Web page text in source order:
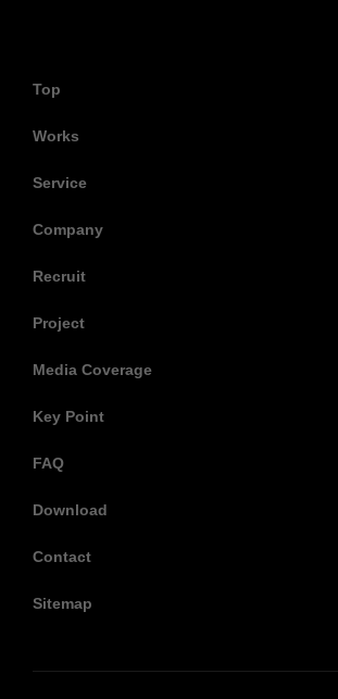
Top
Works
Service
Company
Recruit
Project
Media Coverage
Key Point
FAQ
Download
Contact
Sitemap